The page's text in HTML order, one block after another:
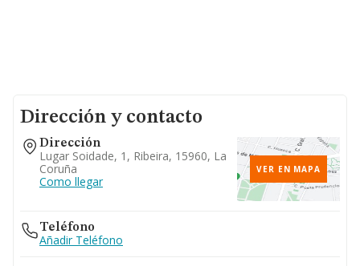
Dirección y contacto
Dirección
Lugar Soidade, 1, Ribeira, 15960, La
Coruña
Como llegar
VER EN MAPA
Teléfono
Añadir Teléfono